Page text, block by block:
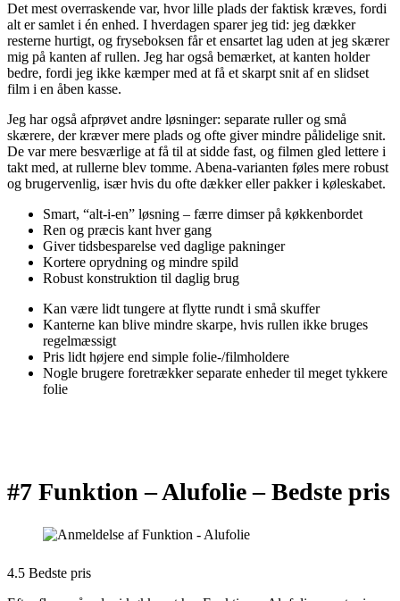
Det mest overraskende var, hvor lille plads der faktisk kræves, fordi
alt er samlet i én enhed. I hverdagen sparer jeg tid: jeg dækker
resterne hurtigt, og fryseboksen får et ensartet lag uden at jeg skærer
mig på kanten af rullen. Jeg har også bemærket, at kanten holder
bedre, fordi jeg ikke kæmper med at få et skarpt snit af en slidset
film i en åben kasse.
Jeg har også afprøvet andre løsninger: separate ruller og små
skærere, der kræver mere plads og ofte giver mindre pålidelige snit.
De var mere besværlige at få til at sidde fast, og filmen gled lettere i
takt med, at rullerne blev tomme. Abena-varianten føles mere robust
og brugervenlig, især hvis du ofte dækker eller pakker i køleskabet.
Smart, “alt-i-en” løsning – færre dimser på køkkenbordet
Ren og præcis kant hver gang
Giver tidsbesparelse ved daglige pakninger
Kortere oprydning og mindre spild
Robust konstruktion til daglig brug
Kan være lidt tungere at flytte rundt i små skuffer
Kanterne kan blive mindre skarpe, hvis rullen ikke bruges
regelmæssigt
Pris lidt højere end simple folie-/filmholdere
Nogle brugere foretrækker separate enheder til meget tykkere
folie
#7 Funktion – Alufolie –Bedste pris
4.5 Bedste pris